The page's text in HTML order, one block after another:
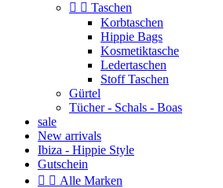
  Taschen
Korbtaschen
Hippie Bags
Kosmetiktasche
Ledertaschen
Stoff Taschen
Gürtel
Tücher - Schals - Boas
sale
New arrivals
Ibiza - Hippie Style
Gutschein
  Alle Marken